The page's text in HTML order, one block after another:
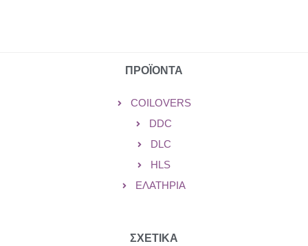
ΠΡΟΪΟΝΤΑ
COILOVERS
DDC
DLC
HLS
ΕΛΑΤΉΡΙΑ
ΣΧΕΤΙΚΑ